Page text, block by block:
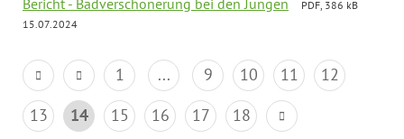
Bericht - Badverschönerung bei den Jungen
PDF, 386 kB
15.07.2024
1 ... 9 10 11
12
13
14 15 16 17 18